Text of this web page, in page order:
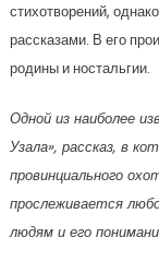
стихотворений,
рассказами. В его
родины и ностальгии.
Одной из наиболее
Узала», рассказ, в
провинциального
прослеживается
людям и его